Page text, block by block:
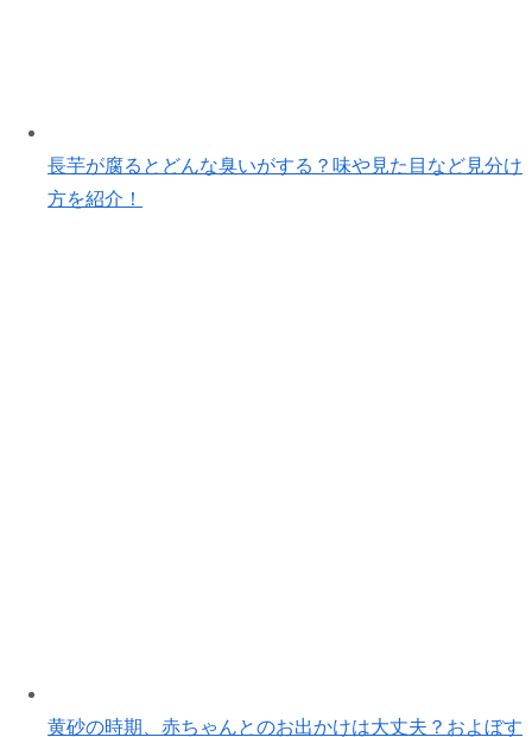
長芋が腐るとどんな臭いがする？味や見た目など見分け
方を紹介！
黄砂の時期、赤ちゃんとのお出かけは大丈夫？およぼす